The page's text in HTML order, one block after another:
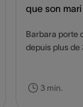
que son
Barbara porte
depuis plus de
comment les
3 min.